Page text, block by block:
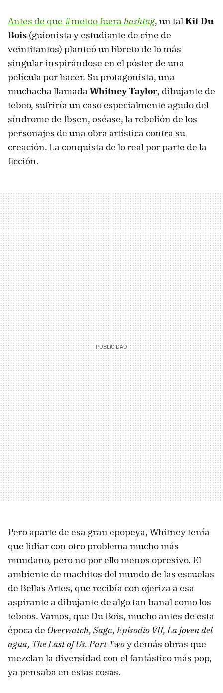
Antes de que #metoo fuera hashtag, un talKit Du
Bois (guionista y estudiante de cine de
veintitantos) planteó un libreto de lo más
singular inspirándose en el póster de una
película por hacer. Su protagonista, una
muchacha llamada Whitney Taylor, dibujante de
tebeo, sufriría un caso especialmente agudo del
síndrome de Ibsen, oséase, la rebelión de los
personajes de una obra artística contra su
creación. La conquista de lo real por parte de la
ficción.
Pero aparte de esa gran epopeya, Whitney tenía
que lidiar con otro problema mucho más
mundano, pero no por ello menos opresivo. El
ambiente de machitos del mundo de las escuelas
de Bellas Artes, que recibía con ojeriza a esa
aspirante a dibujante de algo tan banal como los
tebeos. Vamos, que Du Bois, mucho antes de esta
época de Overwatch, Saga, Episodio VII, La joven del
agua, The Last of Us. Part Twoy demás obras que
mezclan la diversidad con el fantástico más pop,
ya pensaba en estas cosas.